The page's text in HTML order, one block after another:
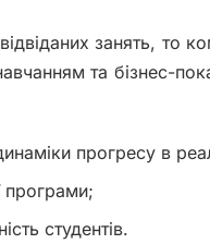
занять, то
та бізнес-
прогресу в
програми;
студентів.